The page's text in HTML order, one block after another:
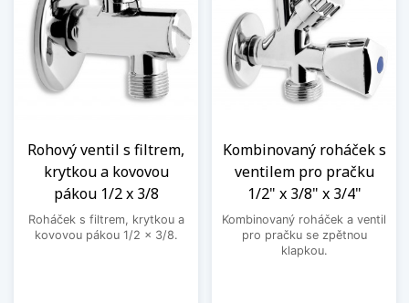
Rohový ventil s filtrem,
krytkou a kovovou
pákou 1/2 x 3/8
Roháček s filtrem, krytkou a
kovovou pákou 1/2 x 3/8.
Kombinovaný roháček s
ventilem pro pračku
1/2" x 3/8" x 3/4"
Kombinovaný roháček a ventil
pro pračku se zpětnou
klapkou.